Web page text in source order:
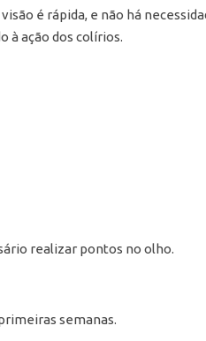
é rápida, e não há
à ação dos colírios.
realizar pontos no olho.
semanas.